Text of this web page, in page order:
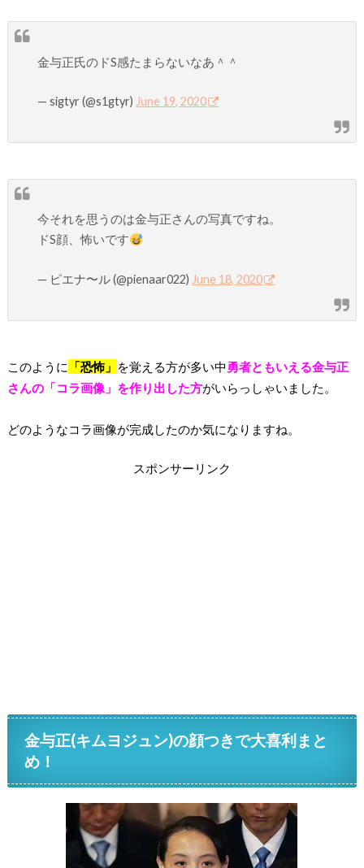
金与正氏のドS感たまらないなあ＾＾
— sigtyr (@s1gtyr) June 19, 2020
今それを思うのは金与正さんの写真ですね。
ドS顔、怖いです
— ピエナ〜ル (@pienaar022) June 18, 2020
このように 「恐怖」 を覚える方が多い中勇者ともいえる金与正
さんの「コラ画像」を作り出した方がいらっしゃいました。
どのようなコラ画像が完成したのか気になりますね。
スポンサーリンク
金与正(キムヨジュン)の顔つきで大喜利まと
め！